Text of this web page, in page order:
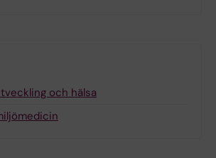
och hälsa